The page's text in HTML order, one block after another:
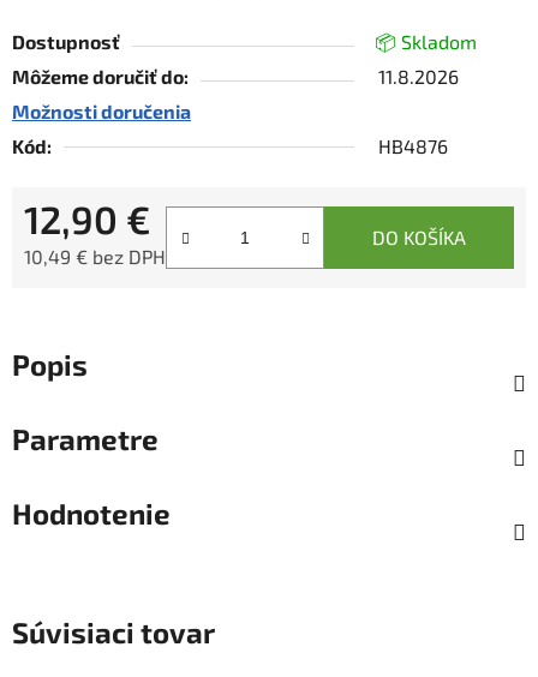
Dostupnosť
📦 Skladom
Môžeme doručiť do:
11.8.2026
Možnosti doručenia
Kód:
HB4876
12,90 €
10,49 € bez DPH
DO KOŠÍKA
Popis
Parametre
Hodnotenie
Súvisiaci tovar